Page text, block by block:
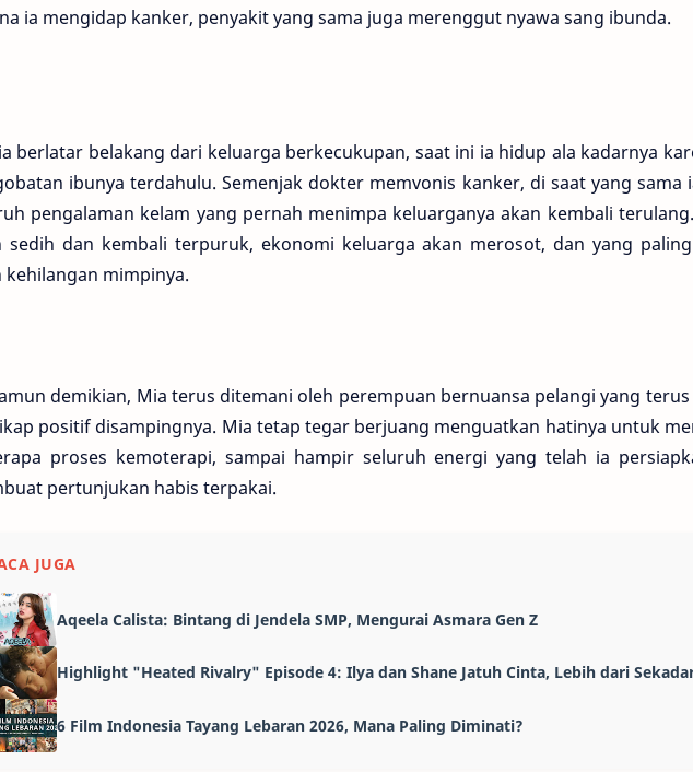
ia mengidap kanker, penyakit yang sama juga merenggut nyawa sang ibunda.
berlatar belakang dari keluarga berkecukupan, saat ini ia hidup ala kadarnya
ibunya terdahulu. Semenjak dokter memvonis kanker, di saat yang sama
pengalaman kelam yang pernah menimpa keluarganya akan kembali
sedih dan kembali terpuruk, ekonomi keluarga akan merosot, dan yang
kehilangan mimpinya.
demikian, Mia terus ditemani oleh perempuan bernuansa pelangi yang terus
positif disampingnya. Mia tetap tegar berjuang menguatkan hatinya untuk
proses kemoterapi, sampai hampir seluruh energi yang telah ia
pertunjukan habis terpakai.
JUGA
Aqeela Calista: Bintang di Jendela SMP, Mengurai Asmara Gen Z
Highlight "Heated Rivalry" Episode 4: Ilya dan Shane Jatuh Cinta, Lebih dari
6 Film Indonesia Tayang Lebaran 2026, Mana Paling Diminati?